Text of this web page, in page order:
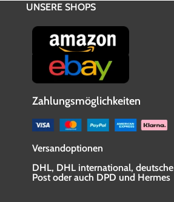
UNSERE SHOPS
Zahlungsmöglichkeiten
Versandoptionen
DHL, DHL international, deutsche
Post oder auch DPD und Hermes